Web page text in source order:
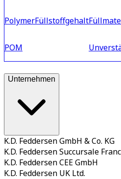
Polymer
POM
Füllstoffgehalt
Unternehmen
K.D. Feddersen GmbH & Co. KG
K.D. Feddersen Succursale
K.D. Feddersen CEE GmbH
K.D. Feddersen UK Ltd.